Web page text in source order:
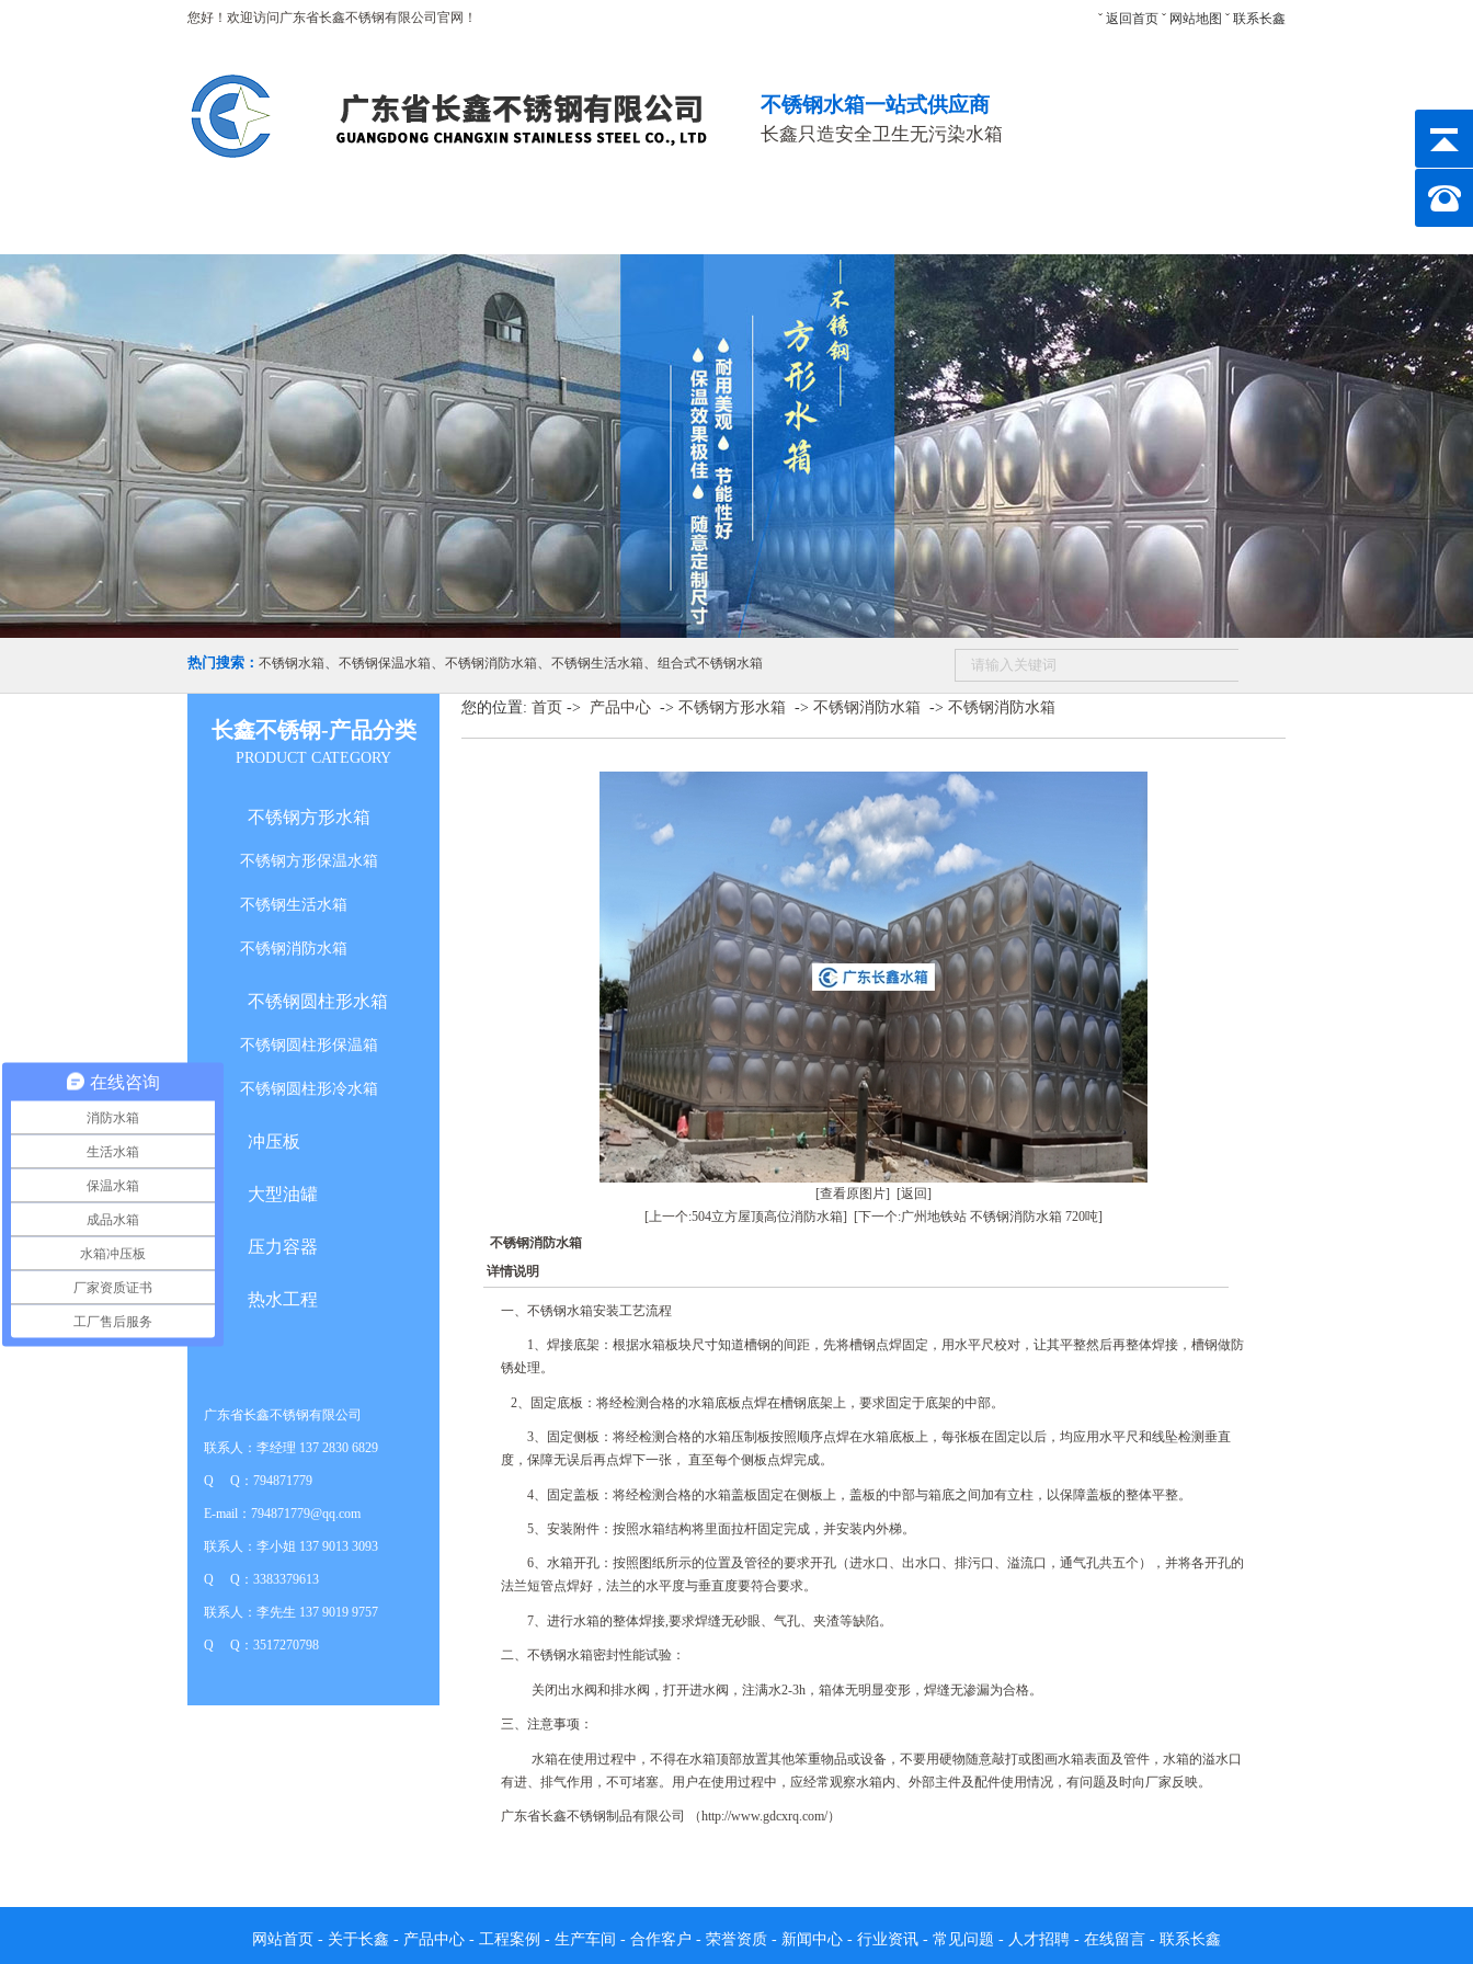
您好！欢迎访问广东省长鑫不锈钢有限公司官网！ ˇ 返回首页 ˇ 网站地图 ˇ 联系长鑫
不锈钢水箱一站式供应商
长鑫只造安全卫生无污染水箱
热门搜索： 不锈钢水箱、 不锈钢保温水箱、 不锈钢消防水箱、 不锈钢生活水箱、 组合式不锈钢水箱
长鑫不锈钢-产品分类
PRODUCT CATEGORY
不锈钢方形水箱
不锈钢方形保温水箱
不锈钢生活水箱
不锈钢消防水箱
不锈钢圆柱形水箱
不锈钢圆柱形保温箱
不锈钢圆柱形冷水箱
冲压板
大型油罐
压力容器
热水工程
广东省长鑫不锈钢有限公司
联系人：李经理 137 2830 6829
Q Q：794871779
E-mail：794871779@qq.com
联系人：李小姐 137 9013 3093
Q Q：3383379613
联系人：李先生 137 9019 9757
Q Q：3517270798
您的位置: 首页 -> 产品中心 -> 不锈钢方形水箱 -> 不锈钢消防水箱 -> 不锈钢消防水箱
[查看原图片] [返回]
[上一个:504立方屋顶高位消防水箱] [下一个:广州地铁站 不锈钢消防水箱 720吨]
不锈钢消防水箱
详情说明
​一、不锈钢水箱安装工艺流程
1、焊接底架：根据水箱板块尺寸知道槽钢的间距，先将槽钢点焊固定，用水平尺校对，让其平整然后再整体焊接，槽钢做防
锈处理。
2、固定底板：将经检测合格的水箱底板点焊在槽钢底架上，要求固定于底架的中部。
3、固定侧板：将经检测合格的水箱压制板按照顺序点焊在水箱底板上，每张板在固定以后，均应用水平尺和线坠检测垂直
度，保障无误后再点焊下一张， 直至每个侧板点焊完成。
4、固定盖板：将经检测合格的水箱盖板固定在侧板上，盖板的中部与箱底之间加有立柱，以保障盖板的整体平整。
5、安装附件：按照水箱结构将里面拉杆固定完成，并安装内外梯。
6、水箱开孔：按照图纸所示的位置及管径的要求开孔（进水口、出水口、排污口、溢流口，通气孔共五个），并将各开孔的
法兰短管点焊好，法兰的水平度与垂直度要符合要求。
7、进行水箱的整体焊接,要求焊缝无砂眼、气孔、夹渣等缺陷。
二、不锈钢水箱密封性能试验：
关闭出水阀和排水阀，打开进水阀，注满水2-3h，箱体无明显变形，焊缝无渗漏为合格。
三、 注意事项：
水箱在使用过程中，不得在水箱顶部放置其他笨重物品或设备，不要用硬物随意敲打或图画水箱表面及管件，水箱的溢水口
有进、排气作用，不可堵塞。用户在使用过程中，应经常观察水箱内、外部主件及配件使用情况，有问题及时向厂家反映。
广东省长鑫不锈钢制品有限公司 （http://www.gdcxrq.com/）
网站首页 - 关于长鑫 - 产品中心 - 工程案例 - 生产车间 - 合作客户 - 荣誉资质 - 新闻中心 - 行业资讯 - 常见问题 - 人才招聘 - 在线留言 - 联系长鑫
在线咨询
消防水箱
生活水箱
保温水箱
成品水箱
水箱冲压板
厂家资质证书
工厂售后服务